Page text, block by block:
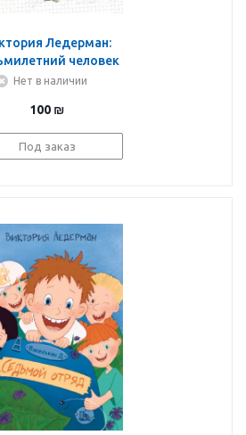
Ледерман:
человек
Нет в наличии
100 ₪
Под заказ